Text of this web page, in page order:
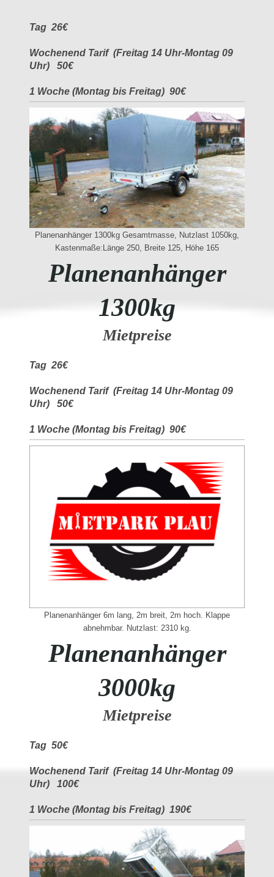
Tag 26€
Wochenend Tarif (Freitag 14 Uhr-Montag 09
Uhr) 50€
1 Woche (Montag bis Freitag) 90€
Planenanhänger 1300kg Gesamtmasse, Nutzlast 1050kg,
Kastenmaße:Länge 250, Breite 125, Höhe 165
Planenanhänger
1300kg
Mietpreise
Tag 26€
Wochenend Tarif (Freitag 14 Uhr-Montag 09
Uhr) 50€
1 Woche (Montag bis Freitag) 90€
Planenanhänger 6m lang, 2m breit, 2m hoch. Klappe
abnehmbar. Nutzlast: 2310 kg.
Planenanhänger
3000kg
Mietpreise
Tag 50€
Wochenend Tarif (Freitag 14 Uhr-Montag 09
Uhr) 100€
1 Woche (Montag bis Freitag) 190€